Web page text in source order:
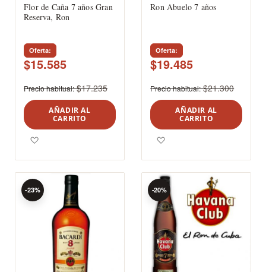
Flor de Caña 7 años Gran
Reserva, Ron
Oferta
$15.585
Precio habitual $17.235
AÑADIR AL
CARRITO
Ron Abuelo 7 años
Oferta
$19.485
Precio habitual $21.300
AÑADIR AL
CARRITO
-23% -20%